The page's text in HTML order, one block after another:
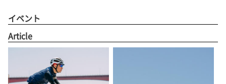
イベント
Article